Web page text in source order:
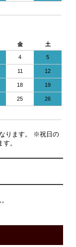
金 土
4 5
11 12
18 19
25 26
ります。 ※祝日の
。